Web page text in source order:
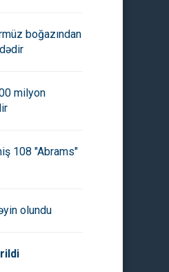
boğazından
milyon
108 "Abrams"
olundu